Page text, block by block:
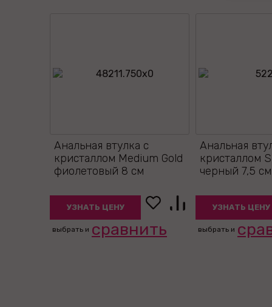
Анальная втулка с
кристаллом Medium Gold
фиолетовый 8 см
УЗНАТЬ ЦЕНУ
выбрать и сравнить
Анальная
кристаллом
черный 7,5 см
УЗНАТЬ ЦЕНУ
выбрать и